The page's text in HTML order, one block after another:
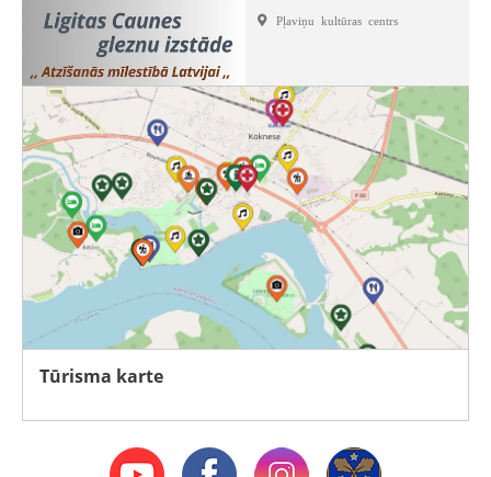
Pļaviņu kultūras centrs
Tūrisma karte